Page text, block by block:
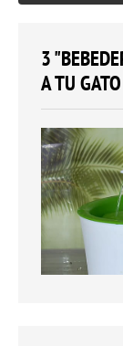
3
A TU GATO